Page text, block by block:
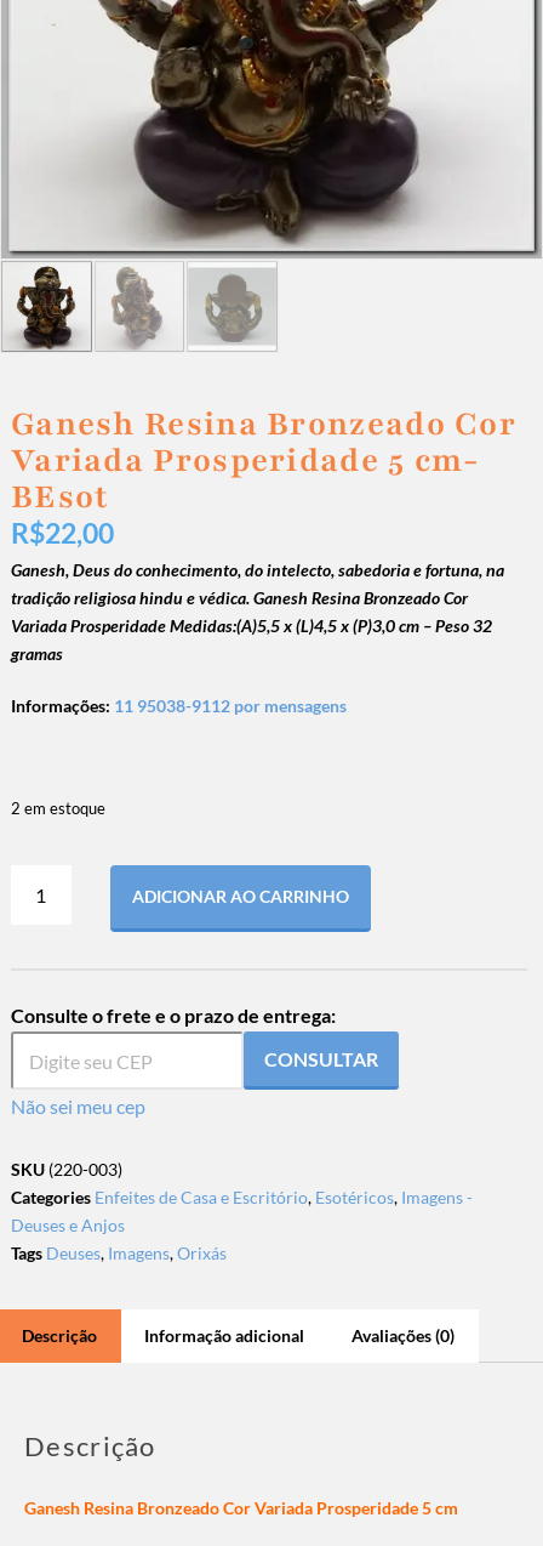
Ganesh Resina Bronzeado Cor
Variada Prosperidade 5 cm-
BEsot
R$22,00
Ganesh, Deus do conhecimento, do intelecto, sabedoria e fortuna, na
tradição religiosa hindu e védica.Ganesh Resina Bronzeado Cor
Variada Prosperidade Medidas:(A)5,5 x (L)4,5 x (P)3,0 cm – Peso 32
gramas
Informações: 11 95038-9112 por mensagens
2 em estoque
ADICIONAR AO CARRINHO
Consulte o frete e o prazo de entrega:
CONSULTAR
Não sei meu cep
SKU (220-003)
Categories Enfeites de Casa e Escritório, Esotéricos, Imagens -
Deuses e Anjos
Tags Deuses, Imagens,Orixás
Descrição Informação adicional Avaliações (0)
Descrição
Ganesh Resina Bronzeado Cor Variada Prosperidade 5 cm